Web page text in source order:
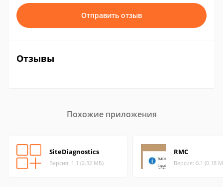
Отправить отзыв
Отзывы
Похожие приложения
SiteDiagnostics
Версия: 1.1 (2.32 МБ)
RMC
Версия: 0.1 (0.18